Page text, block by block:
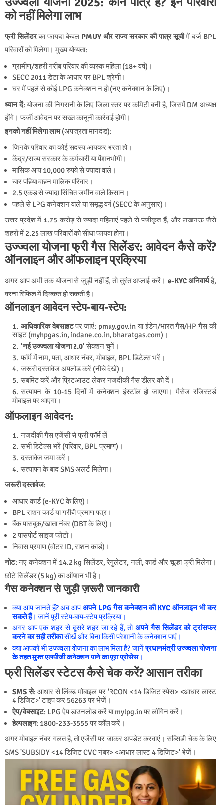
को नहीं मिलेगा लाभ
फ्री सिलेंडरका फायदा केवल PMUY और राज्य सरकार की पात्र सूचीमें दर्ज BPL
परिवारों को मिलेगा। मुख्य योग्यता:
ग्रामीण/शहरी गरीब परिवार की व्यस्क महिला (18+ वर्ष)।
SECC 2011 डेटा के आधार पर BPL श्रेणी।
घर में पहले से कोई LPG कनेक्शन न हो (नए कनेक्शन के लिए)।
ध्यान दें: योजना की निगरानी के लिए जिला स्तर पर कमिटी बनी है, जिसमें DM अध्यक्ष
होंगे। फर्जी आवेदन पर सख्त कानूनी कार्रवाई होगी।
इनको नहीं मिलेगा लाभ(अपात्रता मानदंड):
जिनके परिवार का कोई सदस्य आयकर भरता हो।
केंद्र/राज्य सरकार के कर्मचारी या पेंशनभोगी।
मासिक आय 10,000 रुपये से ज्यादा वाले।
चार पहिया वाहन मालिक परिवार।
2.5 एकड़ से ज्यादा सिंचित जमीन वाले किसान।
पहले से LPG कनेक्शन वाले या समृद्ध वर्ग (SECC के अनुसार)।
उत्तर प्रदेश में 1.75 करोड़ से ज्यादा महिलाएं पहले से पंजीकृत हैं, और लखनऊ जैसे
शहरों में 2.25 लाख परिवारों को सीधा फायदा होगा।
उज्ज्वला योजना फ्री गैस सिलेंडर: आवेदन कैसे करें?
ऑनलाइन और ऑफलाइन प्रक्रिया
अगर आप अभी तक योजना से जुड़ी नहीं हैं, तो तुरंत अप्लाई करें। e-KYC अनिवार्यहै,
वरना रिफिल में दिक्कत हो सकती है।
ऑनलाइन आवेदन स्टेप-बाय-स्टेप:
आधिकारिक वेबसाइटपर जाएं: pmuy.gov.in या इंडेन/भारत गैस/HP गैस की
साइट (myhpgas.in, indane.co.in, bharatgas.com)।
'नई उज्ज्वला योजना 2.0'सेक्शन चुनें।
फॉर्म में नाम, पता, आधार नंबर, मोबाइल, BPL डिटेल्स भरें।
जरूरी दस्तावेज अपलोड करें (नीचे देखें)।
सबमिट करें और प्रिंटआउट लेकर नजदीकी गैस डीलर को दें।
सत्यापन के 10-15 दिनों में कनेक्शन इंस्टॉल हो जाएगा। मैसेज रजिस्टर्ड
मोबाइल पर आएगा।
ऑफलाइन आवेदन:
नजदीकी गैस एजेंसी से फ्री फॉर्म लें।
सभी डिटेल्स भरें (परिवार, BPL प्रमाण)।
दस्तावेज जमा करें।
सत्यापन के बाद SMS अलर्ट मिलेगा।
जरूरी दस्तावेज:
आधार कार्ड (e-KYC के लिए)।
BPL राशन कार्ड या गरीबी प्रमाण पत्र।
बैंक पासबुक/खाता नंबर (DBT के लिए)।
2 पासपोर्ट साइज फोटो।
निवास प्रमाण (वोटर ID, राशन कार्ड)।
नोट: नए कनेक्शन में 14.2 kg सिलेंडर, रेगुलेटर, नली, कार्ड और चूल्हा फ्री मिलेगा।
छोटे सिलेंडर (5 kg) का ऑप्शन भी है।
गैस कनेक्शन से जुड़ी ज़रूरी जानकारी
क्या आप जानते हैं? अब आपअपने LPG गैस कनेक्शन की KYC ऑनलाइन भी कर
सकते हैं। जानें पूरी स्टेप-बाय-स्टेप प्रक्रिया।
अगर आप एक शहर से दूसरे शहर जा रहे हैं, तोअपने गैस सिलेंडर को ट्रांसफर
करने का सही तरीकासीखें और बिना किसी परेशानी के कनेक्शन पाएं।
क्या आपको भी उज्ज्वला योजना का लाभ मिला है? जानेंप्रधानमंत्री उज्ज्वला योजना
के तहत मुफ्त एलपीजी कनेक्शन पाने का पूरा प्रोसेस।
फ्री सिलेंडर स्टेटस कैसे चेक करें? आसान तरीका
SMS से: आधार से लिंक्ड मोबाइल पर 'RCON <14 डिजिट स्पेस> <आधार लास्ट
4 डिजिट>' टाइप कर 56263 पर भेजें।
ऐप/वेबसाइट: LPG ऐप डाउनलोड करें या mylpg.in पर लॉगिन करें।
हेल्पलाइन: 1800-233-3555 पर कॉल करें।
अगर मोबाइल नंबर गलत है, तो एजेंसी पर जाकर अपडेट करवाएं। सब्सिडी चेक के लिए
SMS 'SUBSIDY <14 डिजिट CVC नंबर> <आधार लास्ट 4 डिजिट>' भेजें।